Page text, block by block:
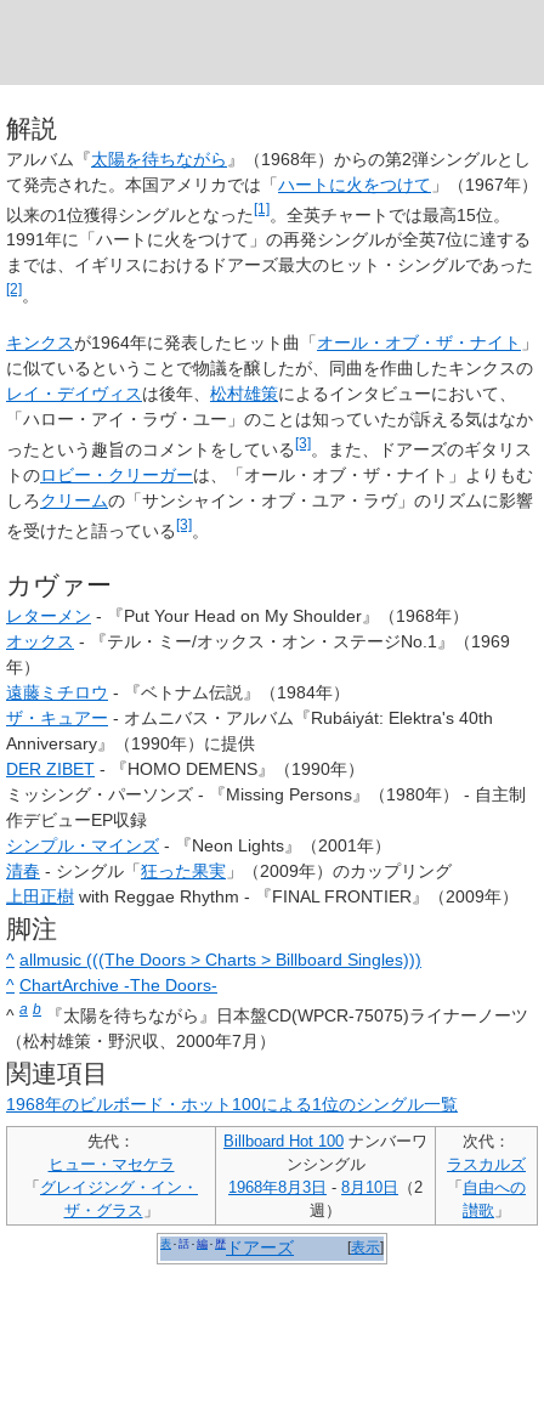
解説
アルバム『太陽を待ちながら 』（1968年）からの第2弾シングルとし
て発売された。本国アメリカでは「ハートに火をつけて 」（1967年）
以来の1位獲得シングルとなった[1]
。全英チャートでは最高15位。
1991年に「ハートに火をつけて」の再発シングルが全英7位に達する
までは、イギリスにおけるドアーズ最大のヒット・シングルであった
[2] 。
キンクスが1964年に発表したヒット曲「オール・オブ・ザ・ナイト 」
に似ているということで物議を醸したが、同曲を作曲したキンクスの
レイ・デイヴィスは後年、 松村雄策によるインタビューにおいて、
「ハロー・アイ・ラヴ・ユー」のことは知っていたが訴える気はなか
ったという趣旨のコメントをしている [3] 。また、ドアーズのギタリス
トのロビー・クリーガーは、「オール・オブ・ザ・ナイト」よりもむ
しろクリームの「サンシャイン・オブ・ユア・ラヴ」のリズムに影響
を受けたと語っている [3] 。
カヴァー
レターメン - 『Put Your Head on My Shoulder』（1968年）
オックス - 『テル・ミー/オックス・オン・ステージNo.1』（1969
年）
遠藤ミチロウ - 『ベトナム伝説』（1984年）
ザ・キュアー - オムニバス・アルバム『Rubáiyát: Elektra's 40th
Anniversary』（1990年）に提供
DER ZIBET - 『HOMO DEMENS』（1990年）
ミッシング・パーソンズ - 『Missing Persons』（1980年） - 自主制
作デビューEP収録
シンプル・マインズ - 『Neon Lights』（2001年）
清春 - シングル「狂った果実 」（2009年）のカップリング
上田正樹 with Reggae Rhythm - 『FINAL FRONTIER』（2009年）
脚注
^ allmusic (((The Doors > Charts > Billboard Singles)))
^ ChartArchive -The Doors-
^ a b
『太陽を待ちながら』日本盤CD(WPCR-75075)ライナーノーツ
（松村雄策・野沢収、2000年7月）
関連項目
1968年のビルボード・ホット100による1位のシングル一覧
先代：
ヒュー・マセケラ
「グレイジング・イン・
ザ・グラス 」
Billboard Hot 100 ナンバーワ
ンシングル
1968年8月3日 - 8月10日
（2
週）
次代：
ラスカルズ
「自由への
讃歌 」
[表示]
表 話 編 歴 ドアーズ